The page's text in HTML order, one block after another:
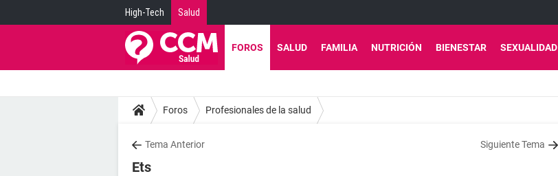
High-Tech Salud
FOROS SALUD FAMILIA NUTRICIÓN BIENESTAR SEXUALIDAD
Foros Profesionales de la salud
Tema Anterior Siguiente Tema
Ets